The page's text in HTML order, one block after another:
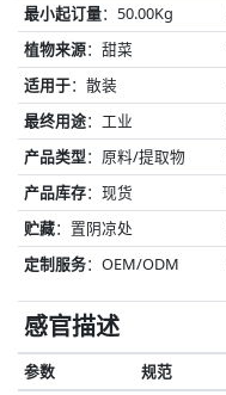
最小起订量：50.00Kg
植物来源：甜菜
适用于：散装
最终用途：工业
产品类型：原料/提取物
产品库存：现货
贮藏：置阴凉处
定制服务：OEM/ODM
感官描述
参数 规范